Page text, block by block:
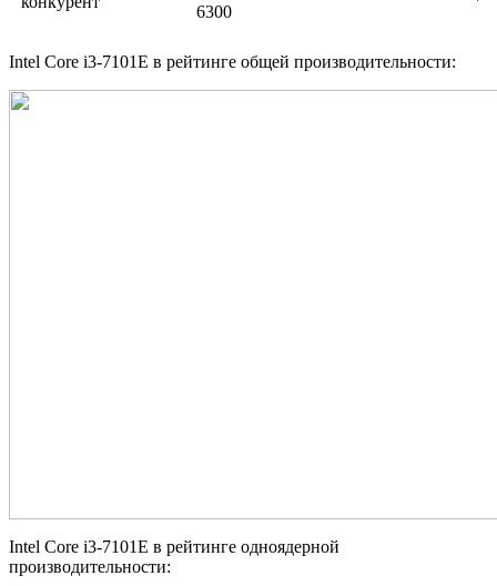
6300
Intel Core i3-7101E в рейтинге общей производительности:
Intel Core i3-7101E в рейтинге одноядерной
производительности: